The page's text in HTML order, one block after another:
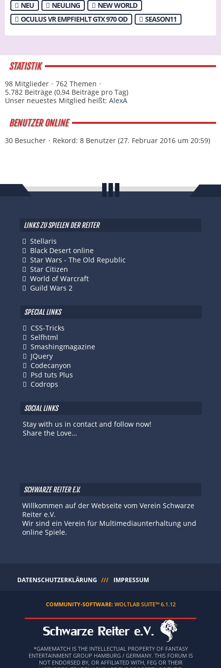
NEU
NEULING
NEW WORLD
OCULUS VR EMPFIEHLT GTX 970 OD
SEASON11
STATISTIK
98 Mitglieder
762 Themen
5.782 Beiträge (0,94 Beiträge pro Tag)
Unser neuestes Mitglied heißt: AlexA
BENUTZER ONLINE
30 Besucher Rekord: 8 Benutzer (27. Februar 2016 um 20:59)
LINKS ZU SPIELEN DER REITER
Stellaris
Black Desert online
Star Wars - The Old Republic
Star Citizen
World of Warcraft
Guild Wars 2
SPECIAL LINKS
CSS-Tricks
Selfhtml
Smashingmagazine
JQuery
Codecanyon
Psd tuts Plus
Codrops
SOCIAL LINKS
Stay with us in contact and follow now!
Share the Love…
SCHWARZE REITER E.V.
Willkommen auf der Webseite vom Verein Schwarze
Reiter e.V.
Wir sind ein Verein für Multimediaunterhaltung und
online Spiele.
DATENSCHUTZERKLÄRUNG IMPRESSUM
COMMUNITY-SOFTWARE: WOLTLAB SUITE™ 6.1.12
*GAMEMATCH IS THE INTELLECTUAL PROPERTY OF FANTASY
ENTERTAINMENT GROUP HAMBURG / GERMANY. THIS FORUM IS
NOT ENDORSED BY, OR AFFILIATED WITH, FEG OR THEIR